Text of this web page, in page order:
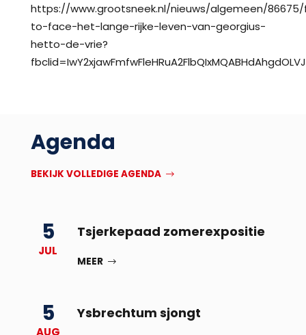
https://www.grootsneek.nl/nieuws/algemeen/
to-face-het-lange-rijke-leven-van-georgius-
hetto-de-vrie?
Agenda
BEKIJK VOLLEDIGE AGENDA
5
JUL
Tsjerkepaad zomerexpositie
MEER
5
AUG
Ysbrechtum sjongt